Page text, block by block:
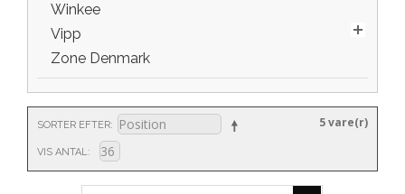
Winkee
Vipp
Zone Denmark
SORTER EFTER
VIS ANTAL
5 vare(r)